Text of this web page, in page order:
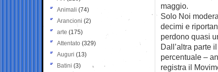
maggio.
Solo Noi
decimi e
perdono quasi
Dall’altra parte
percentuale –
registra il
Animali (74)
Arancioni (2)
arte (175)
Attentato (329)
Auguri (13)
Batini (3)